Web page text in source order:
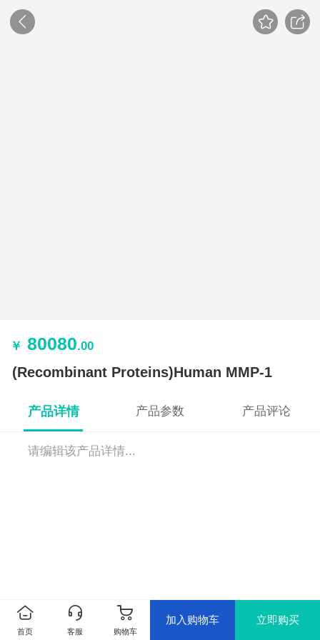
￥ 80080.00
(Recombinant Proteins)Human MMP-1
产品详情 产品参数 产品评论
请编辑该产品详情...
首页 客服 购物车
加入购物车 立即购买